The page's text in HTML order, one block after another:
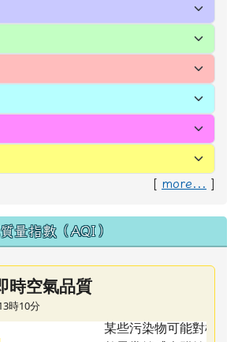
[ more... ]
量指數（AQI）
時空氣品質
時10分